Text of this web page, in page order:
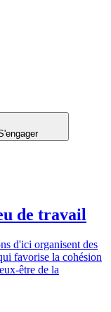
de travail
d'ici organisent des
favorise la cohésion
être de la